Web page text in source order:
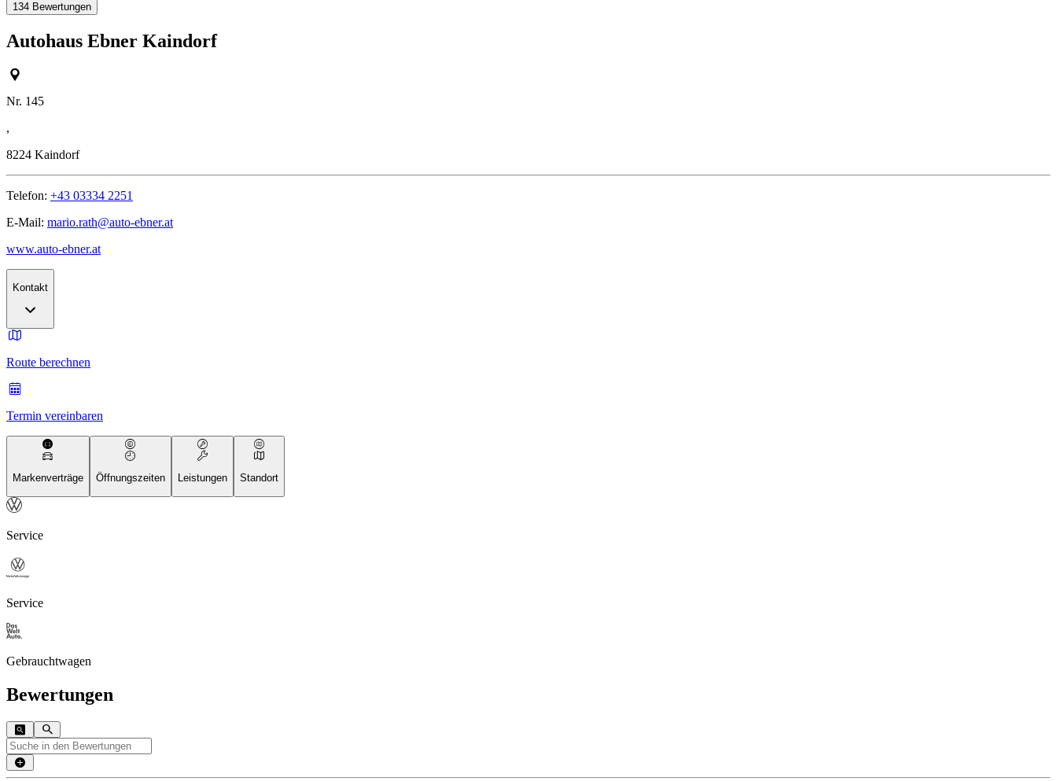
134 Bewertungen
Autohaus Ebner Kaindorf
Nr. 145
,
8224 Kaindorf
Telefon: +43 03334 2251
E-Mail: mario.rath@auto-ebner.at
www.auto-ebner.at
Kontakt
Route berechnen
Termin vereinbaren
Markenverträge Öffnungszeiten Leistungen Standort
Service
Service
Gebrauchtwagen
Bewertungen